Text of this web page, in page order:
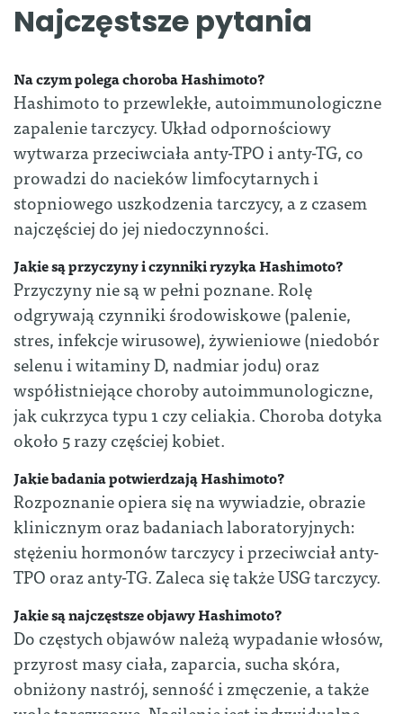
Najczęstsze pytania
Na czym polega choroba Hashimoto?
Hashimoto to przewlekłe, autoimmunologiczne
zapalenie tarczycy. Układ odpornościowy
wytwarza przeciwciała anty-TPO i anty-TG, co
prowadzi do nacieków limfocytarnych i
stopniowego uszkodzenia tarczycy, a z czasem
najczęściej do jej niedoczynności.
Jakie są przyczyny i czynniki ryzyka Hashimoto?
Przyczyny nie są w pełni poznane. Rolę
odgrywają czynniki środowiskowe (palenie,
stres, infekcje wirusowe), żywieniowe (niedobór
selenu i witaminy D, nadmiar jodu) oraz
współistniejące choroby autoimmunologiczne,
jak cukrzyca typu 1 czy celiakia. Choroba dotyka
około 5 razy częściej kobiet.
Jakie badania potwierdzają Hashimoto?
Rozpoznanie opiera się na wywiadzie, obrazie
klinicznym oraz badaniach laboratoryjnych:
stężeniu hormonów tarczycy i przeciwciał anty-
TPO oraz anty-TG. Zaleca się także USG tarczycy.
Jakie są najczęstsze objawy Hashimoto?
Do częstych objawów należą wypadanie włosów,
przyrost masy ciała, zaparcia, sucha skóra,
obniżony nastrój, senność i zmęczenie, a także